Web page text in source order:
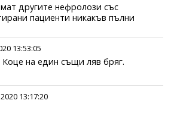
другите нефролози със
пациенти никакъв пълни
13:53:05
Коце на един същи ляв бряг.
13:17:20